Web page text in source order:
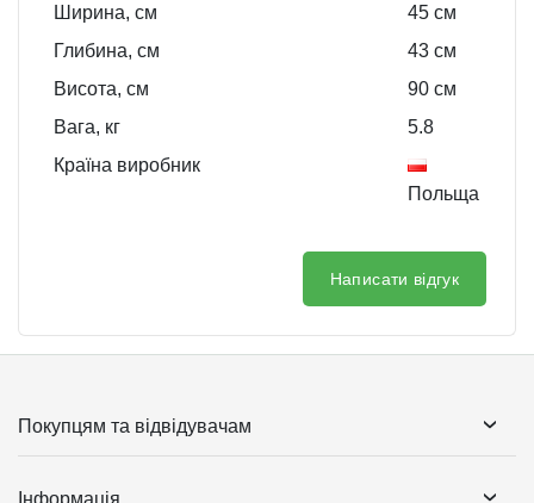
Ширина, см
45 см
Глибина, см
43 см
Висота, см
90 см
Вага, кг
5.8
Країна виробник
Польща
Написати відгук
Покупцям та відвідувачам
Інформація